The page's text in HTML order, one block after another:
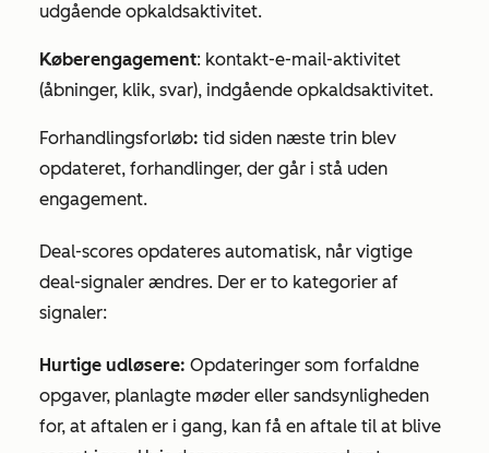
udgående opkaldsaktivitet.
Køberengagement: kontakt-e-mail-aktivitet
(åbninger, klik, svar), indgående opkaldsaktivitet.
Forhandlingsforløb: tid siden næste trin blev
opdateret, forhandlinger, der går i stå uden
engagement.
Deal-scores opdateres automatisk, når vigtige
deal-signaler ændres. Der er to kategorier af
signaler:
Hurtige udløsere: Opdateringer som forfaldne
opgaver, planlagte møder eller sandsynligheden
for, at aftalen er i gang, kan få en aftale til at blive